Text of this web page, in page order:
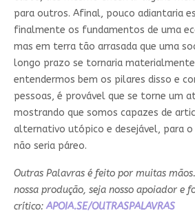
para outros. Afinal, pouco adiantaria
finalmente os fundamentos de uma
mas em terra tão arrasada que uma
longo prazo se tornaria materialmente
entendermos bem os pilares disso e
pessoas, é provável que se torne um
mostrando que somos capazes de
alternativo utópico e desejável, para
não seria páreo.
Outras Palavras é feito por muitas
nossa produção, seja nosso apoiador e
crítico: APOIA.SE/OUTRASPALAVRAS